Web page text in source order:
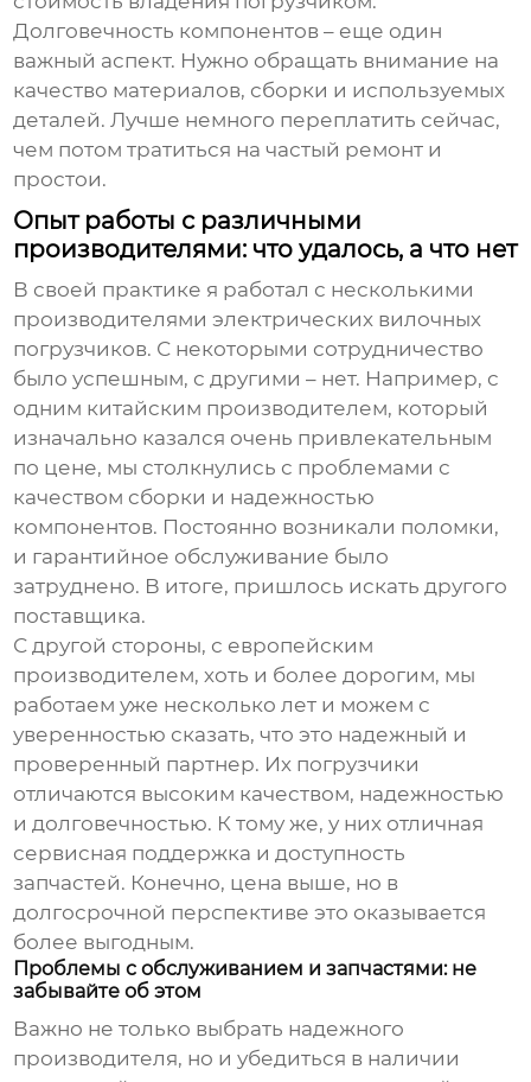
Долговечность компонентов – еще один
важный аспект. Нужно обращать внимание на
качество материалов, сборки и используемых
деталей. Лучше немного переплатить сейчас,
чем потом тратиться на частый ремонт и
простои.
Опыт работы с различными
производителями: что удалось, а что нет
В своей практике я работал с несколькими
производителямиэлектрических вилочных
погрузчиков. С некоторыми сотрудничество
было успешным, с другими – нет. Например, с
одним китайским производителем, который
изначально казался очень привлекательным
по цене, мы столкнулись с проблемами с
качеством сборки и надежностью
компонентов. Постоянно возникали поломки,
и гарантийное обслуживание было
затруднено. В итоге, пришлось искать другого
поставщика.
С другой стороны, с европейским
производителем, хоть и более дорогим, мы
работаем уже несколько лет и можем с
уверенностью сказать, что это надежный и
проверенный партнер. Их погрузчики
отличаются высоким качеством, надежностью
и долговечностью. К тому же, у них отличная
сервисная поддержка и доступность
запчастей. Конечно, цена выше, но в
долгосрочной перспективе это оказывается
более выгодным.
Проблемы с обслуживанием и запчастями: не
забывайте об этом
Важно не только выбрать надежного
производителя, но и убедиться в наличии